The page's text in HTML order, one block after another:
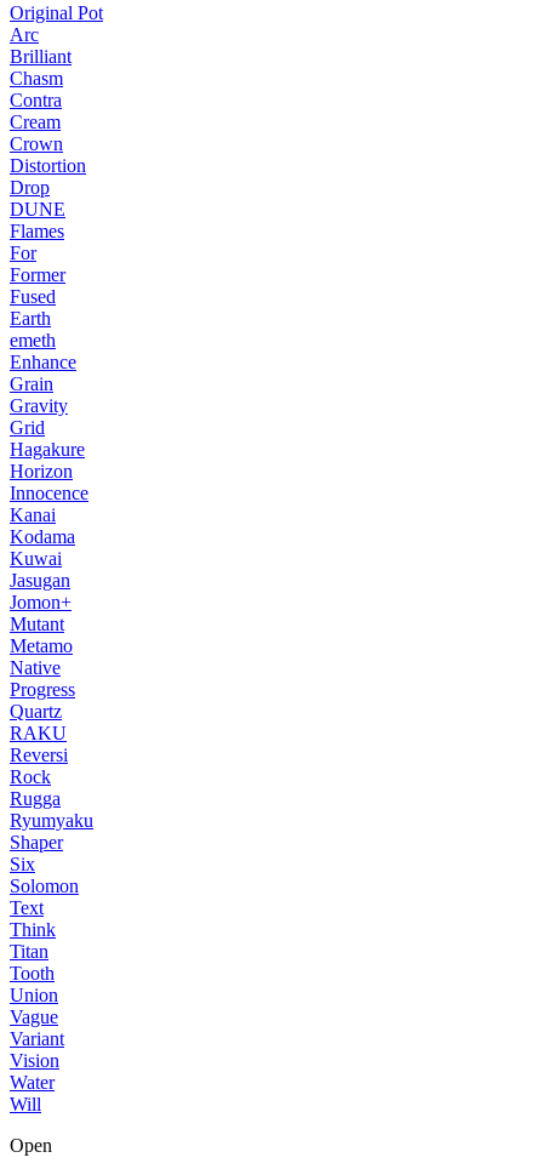
Original Pot
Arc
Brilliant
Chasm
Contra
Cream
Crown
Distortion
Drop
DUNE
Flames
For
Former
Fused
Earth
emeth
Enhance
Grain
Gravity
Grid
Hagakure
Horizon
Innocence
Kanai
Kodama
Kuwai
Jasugan
Jomon+
Mutant
Metamo
Native
Progress
Quartz
RAKU
Reversi
Rock
Rugga
Ryumyaku
Shaper
Six
Solomon
Text
Think
Titan
Tooth
Union
Vague
Variant
Vision
Water
Will
Open